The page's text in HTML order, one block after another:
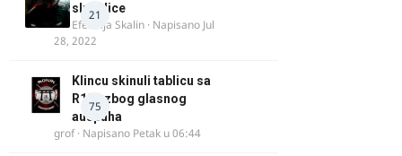
21
slusalice
Efendija Skalin · Napisano Jul
28, 2022
75
Klincu skinuli tablicu sa
R125 zbog glasnog
auspuha
grof· Napisano Petak u 06:44